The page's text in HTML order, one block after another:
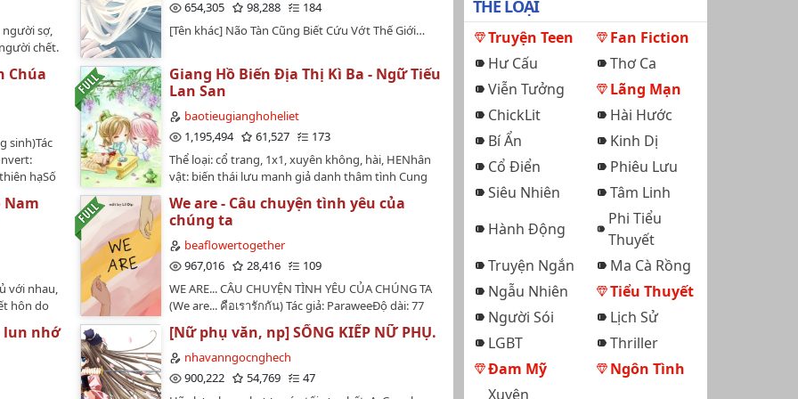
sợ,
chết.
cùng
một
Np,cô
cô
cô khinh,
đến
cực bi
tránh
ở ngay
là nữ
xem cô
ông trời
654,305
98,288
184
[Tên khác] Não Tàn Cũng Biết Cứu Vớt Thế Giới…
Chúa
sinh)Tác
hạSố
hài,
Hoan,
mưa,
năm,
lúc nàng
hạ kịch
về còn
sinh
Giang Hồ Biến Địa Thị Kì Ba - Ngữ Tiếu
Lan San
baotieugianghoheliet
1,195,494
61,527
173
Thể loại: cổ trang, 1x1, xuyên không, hài, HENhân
vật: biến thái lưu manh giả danh thâm tình Cung
chủ công x mỹ mạo ngoan hiền nhưng suy nghĩ
thoát tuyến Thiếu chủ thụNgười dịch: Mỹ
NgânLink:
http://gin2277.blogspot.com/2014/05/giang-ho-
bien-ia-thi-ki-ba.htmlHai mươi hai tuổi, Thẩm Thiên
trong đời.Lúc hắn nước mắt lưng tròng cầm cúp,
một mảnh trần nhà ầm ầm rơi xuống, không hề sai
lệch rớt trúng đầu hắn!Sau đó hắn liền... xuyên
việt!Tần Thiếu Vũ mỉm cười: Nếu Lăng nhi bằng
lòng, Truy Ảnh cung của ta bất cứ lúc nào đều có
thể lo chuyện đám cưới!Thẩm Thiên Lăng rơi lệ: Lão
Nam
với nhau,
hôn do
và cô
nghĩ tới
có cho
tủm
hôm
We are - Câu chuyện tình yêu của
chúng ta
beaflowertogether
967,016
28,416
109
WE ARE... CÂU CHUYỆN TÌNH YÊU CỦA CHÚNG TA
(We are... คือเรารักกัน) Tác giả: ParaweeĐộ dài: 77
chương"Lần đầu gặp gỡ chẳng có tí ấn tượng nào,
nhưng nếu gặp lần tiếp theo: nhất định sẽ có đổ
máu!!!"----------------------------------------Đây là câu truyện
gốc được nhà GMMTV mua bản quyền chuyển thể
lun nhớ
[Nữ phụ văn, np] SỐNG KIẾP NỮ PHỤ.
nhavanngocnghech
900,222
54,769
47
THỂ LOẠI
Truyện Teen
Fan Fiction
Hư Cấu
Thơ Ca
Viễn Tưởng
Lãng Mạn
ChickLit
Hài Hước
Bí Ẩn
Kinh Dị
Cổ Điển
Phiêu Lưu
Siêu Nhiên
Tâm Linh
Hành Động
Phi Tiểu
Thuyết
Truyện Ngắn
Ma Cà Rồng
Ngẫu Nhiên
Tiểu Thuyết
Người Sói
Lịch Sử
LGBT
Thriller
Đam Mỹ
Ngôn Tình
Xuyên